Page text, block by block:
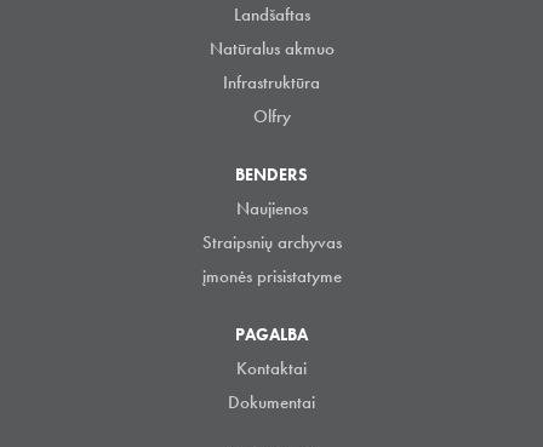
Landšaftas
Natūralus akmuo
Infrastruktūra
Olfry
BENDERS
Naujienos
Straipsnių archyvas
įmonės prisistatyme
PAGALBA
Kontaktai
Dokumentai